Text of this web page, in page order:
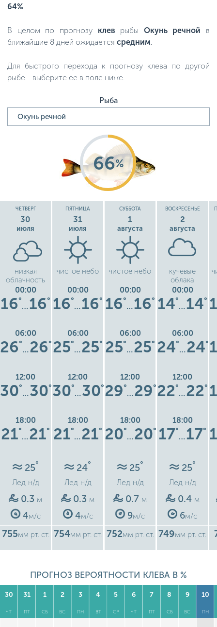
64%.
В целом по прогнозу клев рыбы Окунь речной в
ближайшие 8 дней ожидается средним.
Для быстрого перехода к прогнозу клева по другой
рыбе - выберите ее в поле ниже.
Рыба
66%
ЧЕТВЕРГ
30
июля
низкая
облачность
00:00
16°
…16°
06:00
26°
…26°
12:00
30°
…30°
18:00
21°
…21°
25°
Лед н/д
0.3 м
4м/с
755мм рт. ст.
ПЯТНИЦА
31
июля
чистое небо
00:00
16°
…16°
06:00
25°
…25°
12:00
30°
…30°
18:00
21°
…21°
24°
Лед н/д
0.3 м
4м/с
754мм рт. ст.
СУББОТА
1
августа
чистое небо
00:00
16°
…16°
06:00
25°
…25°
12:00
29°
…29°
18:00
20°
…20°
25°
Лед н/д
0.7 м
9м/с
752мм рт. ст.
ВОСКРЕСЕНЬЕ
2
августа
кучевые
облака
00:00
14°
…14°
06:00
24°
…24°
12:00
22°
…22°
18:00
17°
…17°
25°
Лед н/д
0.4 м
6м/с
749мм рт. ст.
ПРОГНОЗ ВЕРОЯТНОСТИ КЛЕВА В %
30
ЧТ
31
ПТ
1
СБ
2
ВС
3
ПН
4
ВТ
5
СР
6
ЧТ
7
ПТ
8
СБ
9
ВС
10
ПН